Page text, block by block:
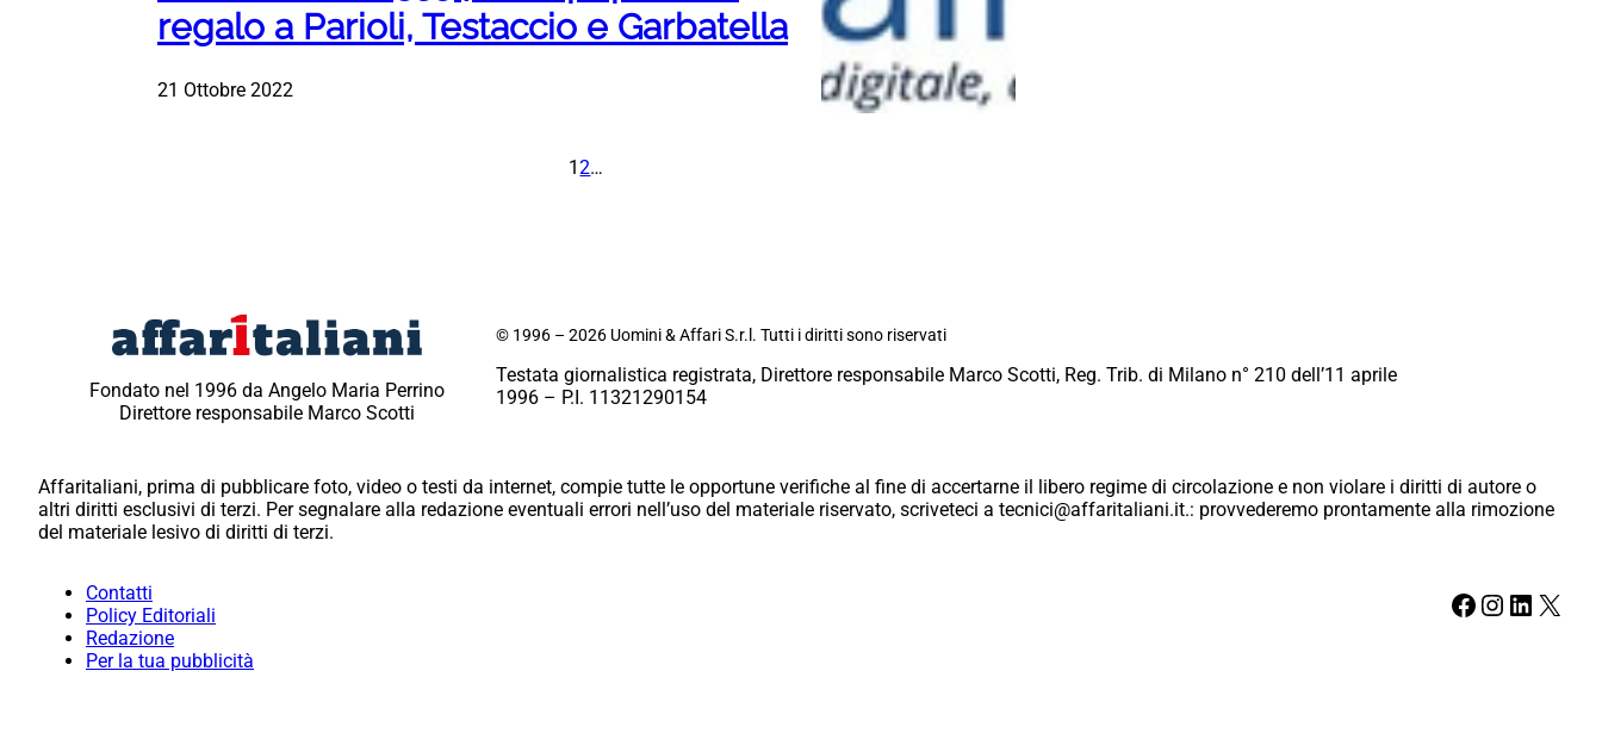
regalo a Parioli, Testaccio e Garbatella
21 Ottobre 2022
12…
Fondato nel 1996 da Angelo Maria Perrino
Direttore responsabile Marco Scotti
© 1996 – 2026 Uomini & Affari S.r.l. Tutti i diritti sono riservati
Testata giornalistica registrata, Direttore responsabile Marco Scotti, Reg. Trib. di Milano n° 210 dell’11 aprile
1996 – P.I. 11321290154
Affaritaliani, prima di pubblicare foto, video o testi da internet, compie tutte le opportune verifiche al fine di accertarne il libero regime di circolazione e non violare i diritti di autore o
altri diritti esclusivi di terzi. Per segnalare alla redazione eventuali errori nell’uso del materiale riservato, scriveteci a tecnici@affaritaliani.it.: provvederemo prontamente alla rimozione
del materiale lesivo di diritti di terzi.
Contatti
Policy Editoriali
Redazione
Per la tua pubblicità
Facebook Instagram LinkedIn X